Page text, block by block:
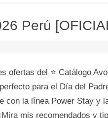
Perú
ofertas del ⭐ Catálogo
para el Día del
con la línea Power Stay y
mis recomendados y